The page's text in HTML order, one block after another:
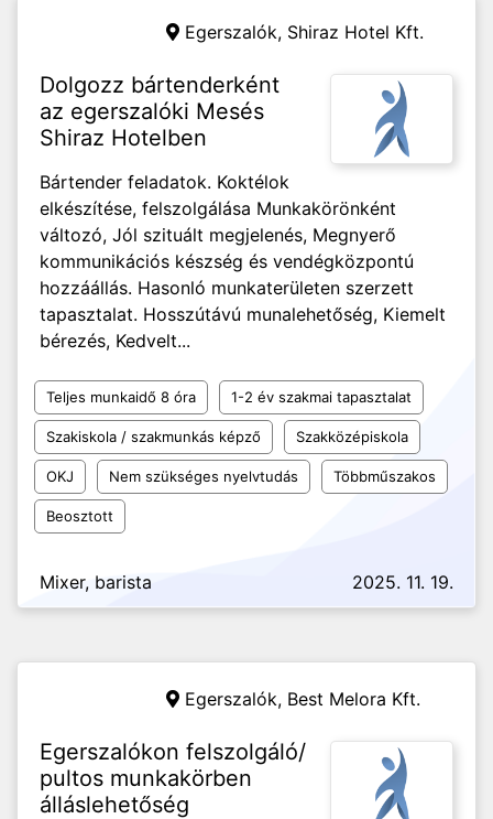
Egerszalók, Shiraz Hotel Kft.
Dolgozz bártenderként
az egerszalóki Mesés
Shiraz Hotelben
Bártender feladatok. Koktélok
elkészítése, felszolgálása Munkakörönként
változó, Jól szituált megjelenés, Megnyerő
kommunikációs készség és vendégközpontú
hozzáállás. Hasonló munkaterületen szerzett
tapasztalat. Hosszútávú munalehetőség, Kiemelt
bérezés, Kedvelt...
Teljes munkaidő 8 óra 1-2 év szakmai tapasztalat
Szakiskola / szakmunkás képző Szakközépiskola
OKJ Nem szükséges nyelvtudás Többműszakos
Beosztott
Mixer, barista 2025. 11. 19.
Egerszalók, Best Melora Kft.
Egerszalókon felszolgáló/
pultos munkakörben
álláslehetőség